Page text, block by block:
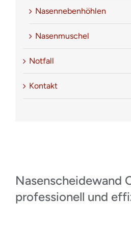
Nasennebenhöhlen
Nasenmuschel
Notfall
Kontakt
Nasenscheidewand
professionell und